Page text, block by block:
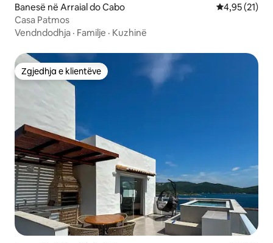
Banesë në Arraial do Cabo Vlerësimi
4,95 (21)
Casa Patmos
Vendndodhja · Familje · Kuzhinë
Zgjedhja e klientëve
Zgjedhja e klientëve